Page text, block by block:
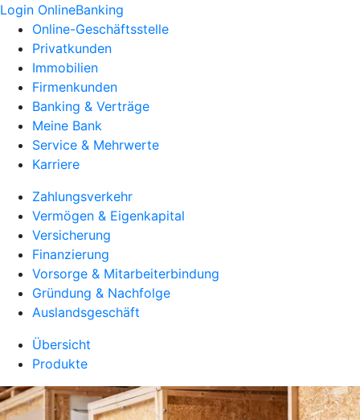
Login OnlineBanking
Online-Geschäftsstelle
Privatkunden
Immobilien
Firmenkunden
Banking & Verträge
Meine Bank
Service & Mehrwerte
Karriere
Zahlungsverkehr
Vermögen & Eigenkapital
Versicherung
Finanzierung
Vorsorge & Mitarbeiterbindung
Gründung & Nachfolge
Auslandsgeschäft
Übersicht
Produkte